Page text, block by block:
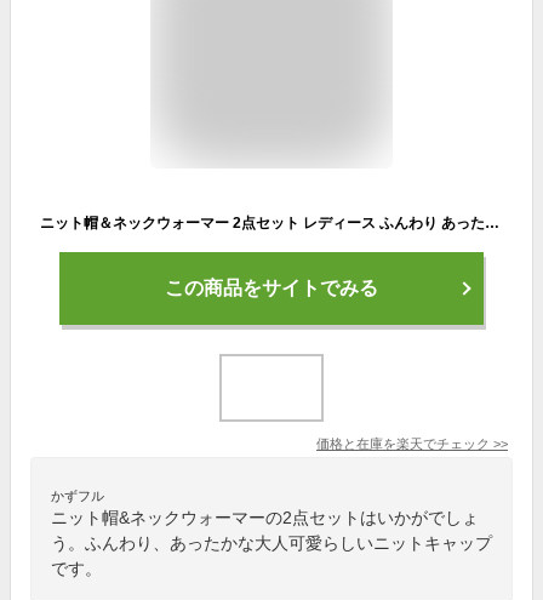
ニット帽＆ネックウォーマー 2点セット レディース ふんわり あったか 防寒 スヌード アクリル 無地 編み目 ゆったり 小顔効果 かぶりやすい 秋冬 冬 おしゃれ かわいい コーデ 大人 女性用 スキー スノーボード 選べる5色 ニットキャップ ニット帽子
この商品をサイトでみる
価格と在庫を楽天でチェック >>
かずフル
ニット帽&ネックウォーマーの2点セットはいかがでしょ
う。ふんわり、あったかな大人可愛らしいニットキャップ
です。